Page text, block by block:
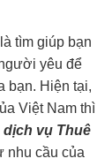
tìm giúp bạn
yêu để
bạn. Hiện tại,
Việt Nam thì
dịch vụ Thuê
nhu cầu của